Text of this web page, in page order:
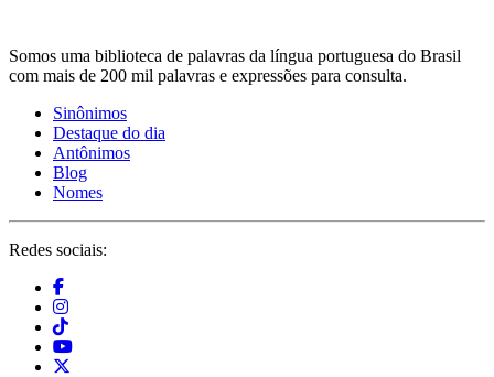
Somos uma biblioteca de palavras da língua portuguesa do Brasil
com mais de 200 mil palavras e expressões para consulta.
Sinônimos
Destaque do dia
Antônimos
Blog
Nomes
Redes sociais: